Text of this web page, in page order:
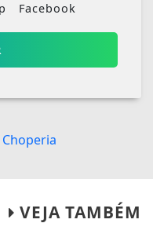
Facebook
VEJA TAMBÉM